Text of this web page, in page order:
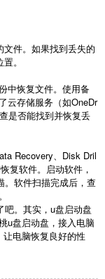
文件。如果找到丢失的
。
中恢复文件。使用备
云存储服务（如OneDr
是否能找到并恢复丢
Recovery
Disk Dril
复软件。启动软件，
。软件扫描完成后，查
。其实， u盘启动盘
u盘启动盘，接入电脑
电脑恢复良好的性